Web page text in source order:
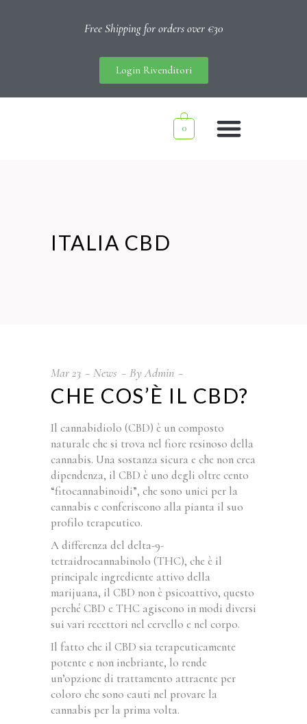
Free Shipping for orders over €30
Login Rivenditori
0
ITALIA CBD
Mar23 News ByAdmin
CHE COS’È IL CBD?
Il cannabidiolo (CBD) è un composto
naturale che si trova nel fiore resinoso della
cannabis. Una sostanza sicura e che non crea
dipendenza, il CBD è uno degli oltre cento
“fitocannabinoidi”, che sono unici per la
cannabis e conferiscono alla pianta il suo
profilo terapeutico.
A differenza del delta-9-
tetraidrocannabinolo (THC), che è il
principale ingrediente attivo della
marijuana, il CBD non è psicoattivo, questo
perché CBD e THC agiscono in modi diversi
sui vari recettori nel cervello e nel corpo.
Il fatto che il CBD sia terapeuticamente
potente e non inebriante, lo rende
un’opzione di trattamento attraente per
coloro che sono cauti nel provare la
cannabis per la prima volta.